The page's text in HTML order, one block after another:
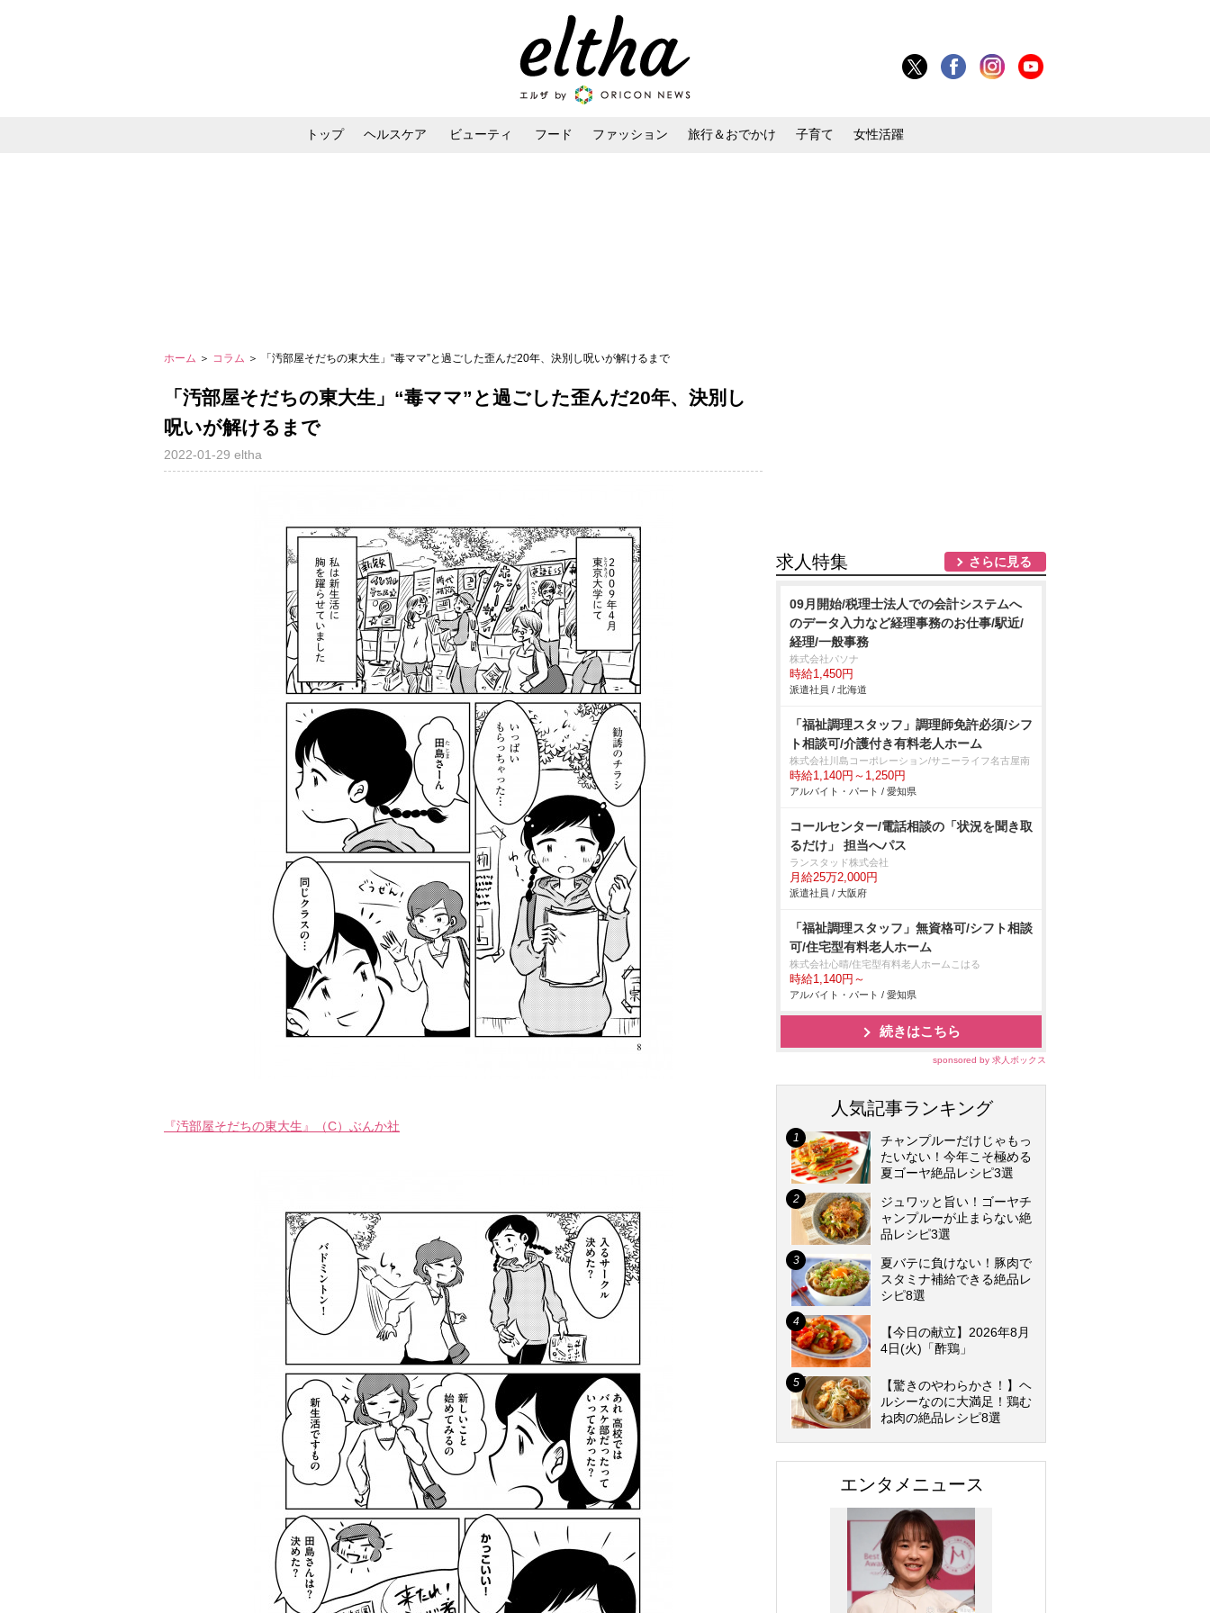
トップ ヘルスケア ビューティ フード ファッション 旅行＆おでかけ 子育て 女性活躍
ホーム ＞ コラム ＞ 「汚部屋そだちの東大生」“毒ママ”と過ごした歪んだ20年、決別し呪いが解けるまで
「汚部屋そだちの東大生」“毒ママ”と過ごした歪んだ20年、決別し
呪いが解けるまで
2022-01-29 eltha
『汚部屋そだちの東大生』（C）ぶんか社
求人特集 さらに見る
09月開始/税理士法人での会計システムへ
のデータ入力など経理事務のお仕事/駅近/
経理/一般事務
株式会社パソナ
時給1,450円
派遣社員 / 北海道
「福祉調理スタッフ」調理師免許必須/シフ
ト相談可/介護付き有料老人ホーム
株式会社川島コーポレーション/サニーライフ名古屋南
時給1,140円～1,250円
アルバイト・パート / 愛知県
コールセンター/電話相談の「状況を聞き取
るだけ」 担当へパス
ランスタッド株式会社
月給25万2,000円
派遣社員 / 大阪府
「福祉調理スタッフ」無資格可/シフト相談
可/住宅型有料老人ホーム
株式会社心晴/住宅型有料老人ホームこはる
時給1,140円～
アルバイト・パート / 愛知県
続きはこちら
sponsored by 求人ボックス
人気記事ランキング
チャンプルーだけじゃもっ
たいない！今年こそ極める
夏ゴーヤ絶品レシピ3選
ジュワッと旨い！ゴーヤチ
ャンプルーが止まらない絶
品レシピ3選
夏バテに負けない！豚肉で
スタミナ補給できる絶品レ
シピ8選
【今日の献立】2026年8月
4日(火)「酢鶏」
【驚きのやわらかさ！】ヘ
ルシーなのに大満足！鶏む
ね肉の絶品レシピ8選
エンタメニュース